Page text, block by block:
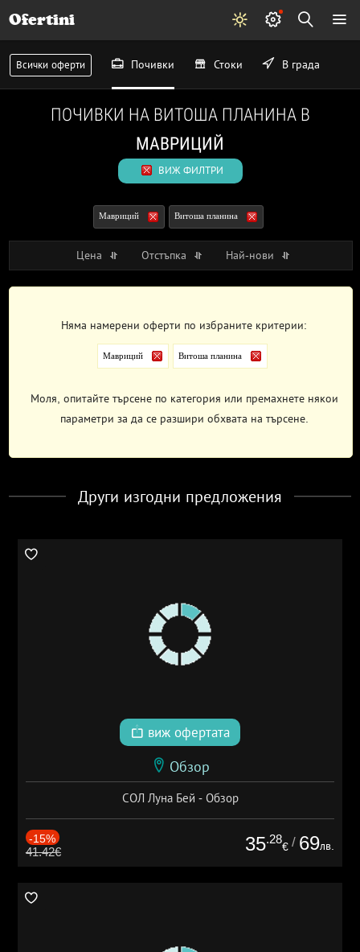
Ofertini
Всички оферти Почивки Стоки В града
ПОЧИВКИ НА ВИТОША ПЛАНИНА В
МАВРИЦИЙ
ВИЖ ФИЛТРИ
Мавриций Витоша планина
Цена Отстъпка Най-нови
Няма намерени оферти по избраните критерии:
Мавриций Витоша планина
Моля, опитайте търсене по категория или премахнете някои
параметри за да се разшири обхвата на търсене.
Други изгодни предложения
виж офертата
Обзор
СОЛ Луна Бей - Обзор
-15%
41.42€ 35.28
€ / 69лв.